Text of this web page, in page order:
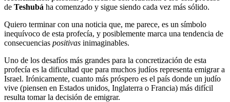
de Teshubá ha comenzado y sigue siendo cada vez más sólido.
Quiero terminar con una noticia que, me parece, es un símbolo
inequívoco de esta profecía, y posiblemente marca una tendencia de
consecuencias positivas inimaginables.
Uno de los desafíos más grandes para la concretización de esta
profecía es la dificultad que para muchos judíos representa emigrar a
Israel. Irónicamente, cuanto más próspero es el país donde un judío
vive (piensen en Estados unidos, Inglaterra o Francia) más difícil
resulta tomar la decisión de emigrar.